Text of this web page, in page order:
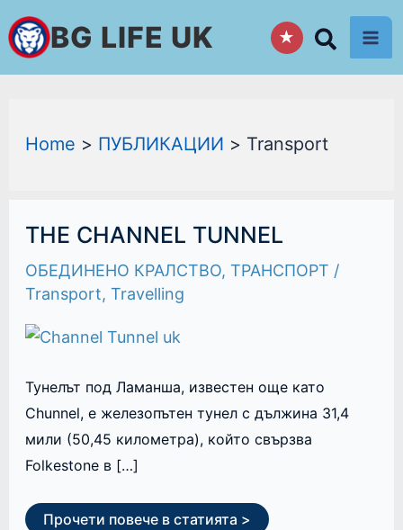
Skip
to
content
BG LIFE UK ★
Home ПУБЛИКАЦИИ Transport
THE CHANNEL TUNNEL
ОБЕДИНЕНО КРАЛСТВО, ТРАНСПОРТ /
Transport, Travelling
Тунелът под Ламанша, известен още като
Chunnel, е железопътен тунел с дължина 31,4
мили (50,45 километра), който свързва
Folkestone в […]
THE
CHANNEL
Прочети повече в статията >